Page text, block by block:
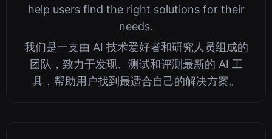
help users find the right solutions for their
needs.
我们是一支由 AI 技术爱好者和研究人员组成的
团队，致力于发现、测试和评测最新的 AI 工
具，帮助用户找到最适合自己的解决方案。